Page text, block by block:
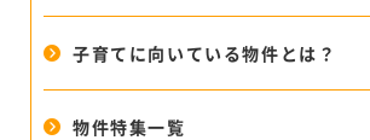
子育てに向いている物件とは？
物件特集一覧